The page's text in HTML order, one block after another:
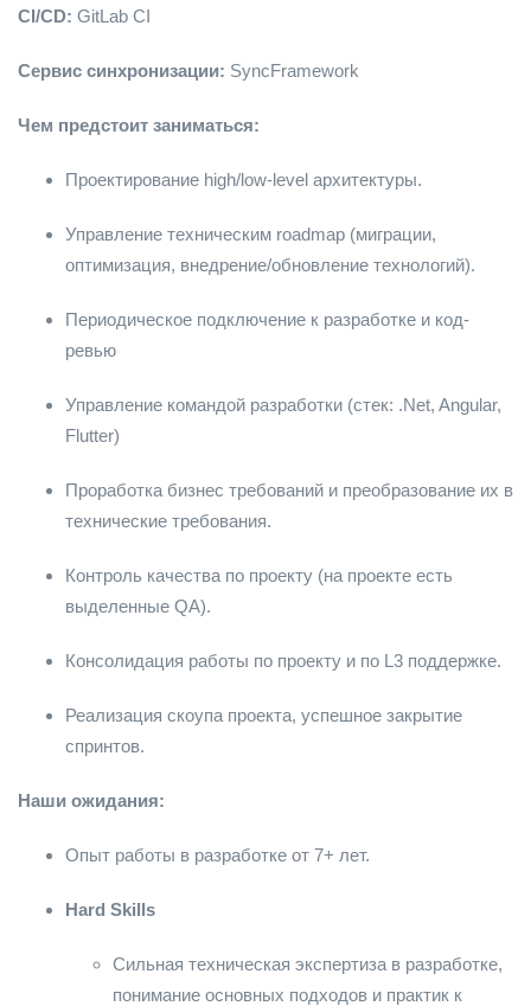
CI/CD: GitLab CI
Сервис синхронизации: SyncFramework
Чем предстоит заниматься:
Проектирование high/low-level архитектуры.
Управление техническим roadmap (миграции,
оптимизация, внедрение/обновление технологий).
Периодическое подключение к разработке и код-
ревью
Управление командой разработки (стек: .Net, Angular,
Flutter)
Проработка бизнес требований и преобразование их в
технические требования.
Контроль качества по проекту (на проекте есть
выделенные QA).
Консолидация работы по проекту и по L3 поддержке.
Реализация скоупа проекта, успешное закрытие
спринтов.
Наши ожидания:
Опыт работы в разработке от 7+ лет.
Hard Skills
Сильная техническая экспертиза в разработке,
понимание основных подходов и практик к